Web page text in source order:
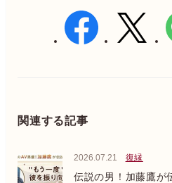
関連する記事
2026.07.21 復縁
伝説の男！加藤鷹が